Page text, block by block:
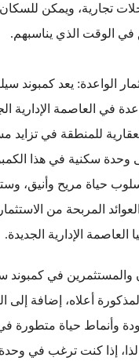
تجارية، ويمكن للسكان
في الوقت الذي يناسبهم.
الواعدة: يعد كمبوند
في العاصمة الإدارية
للمنطقة في تزايد
وحدة سكنية في هذا
حياة مريح وأنيق،
المربحة من
الإدارية الجديدة.
في كمبوند
أعلاه، إضافة
وأنماط حياة متطورة
إذا كنت ترغب في